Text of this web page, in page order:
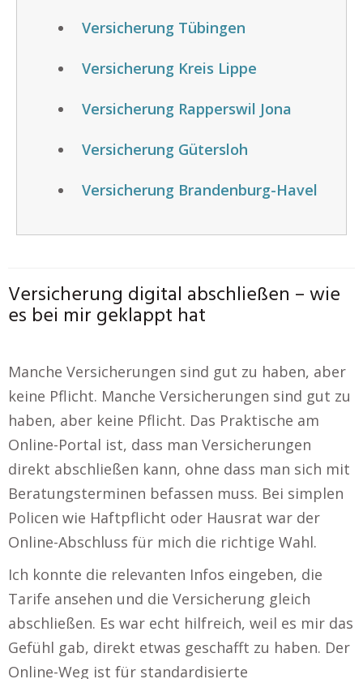
Versicherung Tübingen
Versicherung Kreis Lippe
Versicherung Rapperswil Jona
Versicherung Gütersloh
Versicherung Brandenburg-Havel
Versicherung digital abschließen – wie
es bei mir geklappt hat
Manche Versicherungen sind gut zu haben, aber
keine Pflicht. Manche Versicherungen sind gut zu
haben, aber keine Pflicht. Das Praktische am
Online-Portal ist, dass man Versicherungen
direkt abschließen kann, ohne dass man sich mit
Beratungsterminen befassen muss. Bei simplen
Policen wie Haftpflicht oder Hausrat war der
Online-Abschluss für mich die richtige Wahl.
Ich konnte die relevanten Infos eingeben, die
Tarife ansehen und die Versicherung gleich
abschließen. Es war echt hilfreich, weil es mir das
Gefühl gab, direkt etwas geschafft zu haben. Der
Online-Weg ist für standardisierte